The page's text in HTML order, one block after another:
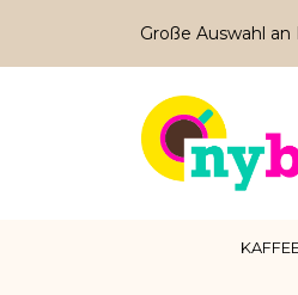
Große Auswahl